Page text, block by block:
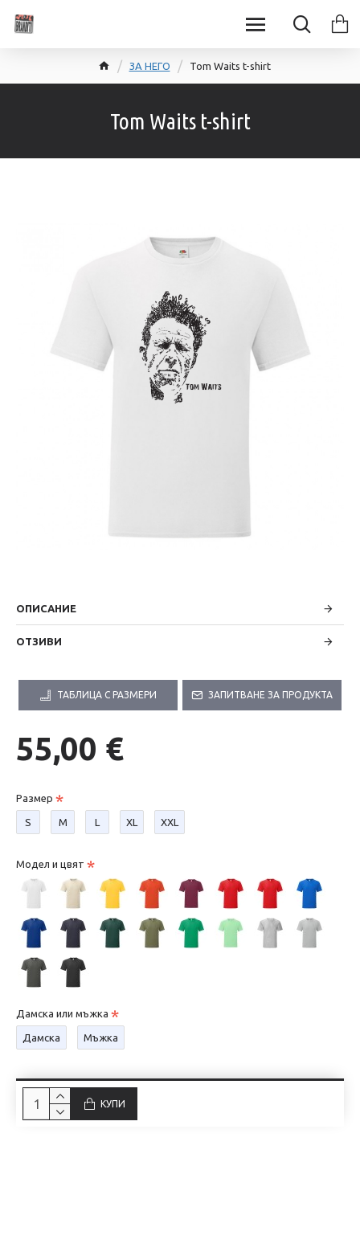
ЗА НЕГО Tom Waits t-shirt
Tom Waits t-shirt
ОПИСАНИЕ
ОТЗИВИ
ТАБЛИЦА С РАЗМЕРИ ЗАПИТВАНЕ ЗА ПРОДУКТА
55,00 €
Размер
S М L XL XXL
Модел и цвят
Дамска или мъжка
Дамска Мъжка
КУПИ